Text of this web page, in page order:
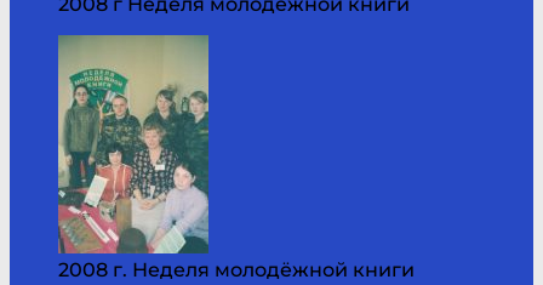
2008 г. Неделя молодёжной книги